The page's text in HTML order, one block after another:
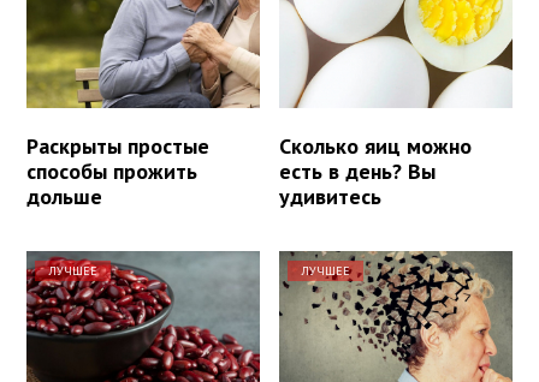
Раскрыты простые
способы прожить
дольше
Сколько яиц можно
есть в день? Вы
удивитесь
ЛУЧШЕЕ ЛУЧШЕЕ